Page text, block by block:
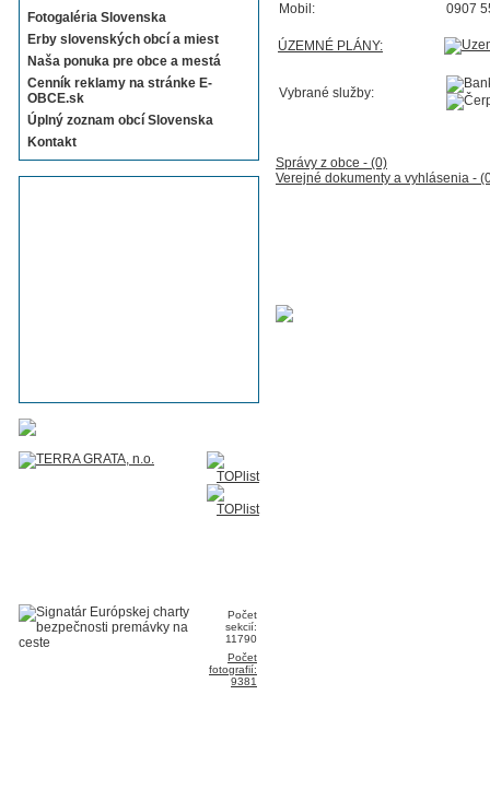
Fotogaléria Slovenska
Erby slovenských obcí a miest
Naša ponuka pre obce a mestá
Cenník reklamy na stránke E-
OBCE.sk
Úplný zoznam obcí Slovenska
Kontakt
Počet
sekcií:
11790
Počet
fotografií:
9381
Mobil:
0907
ÚZEMNÉ PLÁNY:
Vybrané služby:
Správy z obce - (0)
Verejné dokumenty a vyhlásenia -